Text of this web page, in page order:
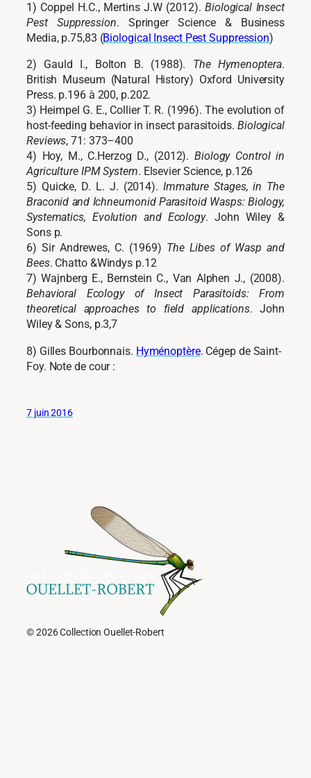
1) Coppel H.C., Mertins J.W (2012).Biological Insect
Pest Suppression. Springer Science & Business
Media, p.75,83 (Biological Insect Pest Suppression)
2) Gauld I., Bolton B. (1988). The Hymenoptera.
British Museum (Natural History) Oxford University
Press. p.196 à 200, p.202.
3) Heimpel G. E., Collier T. R. (1996). The evolution of
host-feeding behavior in insect parasitoids. Biological
Reviews, 71: 373–400
4) Hoy, M., C.Herzog D., (2012).Biology Control in
Agriculture IPM System. Elsevier Science, p.126
5) Quicke, D. L. J. (2014). Immature Stages, in The
Braconid and Ichneumonid Parasitoid Wasps: Biology,
Systematics, Evolution and Ecology. John Wiley &
Sons p.
6) Sir Andrewes, C. (1969) The Libes of Wasp and
Bees. Chatto &Windys p.12
7) Wajnberg E., Bernstein C., Van Alphen J., (2008).
Behavioral Ecology of Insect Parasitoids: From
theoretical approaches to field applications. John
Wiley & Sons, p.3,7
8) Gilles Bourbonnais. Hyménoptère. Cégep de Saint-
Foy. Note de cour :
7 juin 2016
© 2026 Collection Ouellet-Robert